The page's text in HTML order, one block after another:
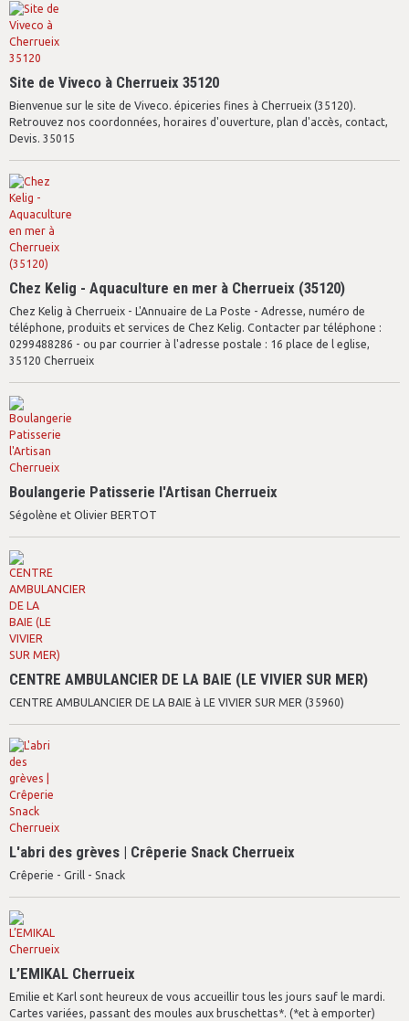
Site de Viveco à Cherrueix 35120
Bienvenue sur le site de Viveco. épiceries fines à Cherrueix (35120).
Retrouvez nos coordonnées, horaires d'ouverture, plan d'accès, contact,
Devis. 35015
Chez Kelig - Aquaculture en mer à Cherrueix (35120)
Chez Kelig à Cherrueix - L'Annuaire de La Poste - Adresse, numéro de
téléphone, produits et services de Chez Kelig. Contacter par téléphone :
0299488286 - ou par courrier à l'adresse postale : 16 place de l eglise,
35120 Cherrueix
Boulangerie Patisserie l'Artisan Cherrueix
Ségolène et Olivier BERTOT
CENTRE AMBULANCIER DE LA BAIE (LE VIVIER SUR MER)
CENTRE AMBULANCIER DE LA BAIE à LE VIVIER SUR MER (35960)
L'abri des grèves | Crêperie Snack Cherrueix
Crêperie - Grill - Snack
L’EMIKAL Cherrueix
Emilie et Karl sont heureux de vous accueillir tous les jours sauf le mardi.
Cartes variées, passant des moules aux bruschettas*. (*et à emporter)